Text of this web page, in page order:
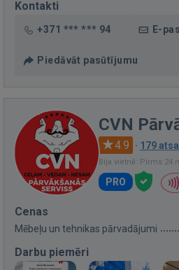
Kontakti
+371 *** *** 94 E-
Piedāvāt pasūtījumu
CVN
4.9 · 179
Bija vietnē: Pirms 24
PRO
Cenas
Mēbeļu un tehnikas pārvadājumi
Darbu piemēri